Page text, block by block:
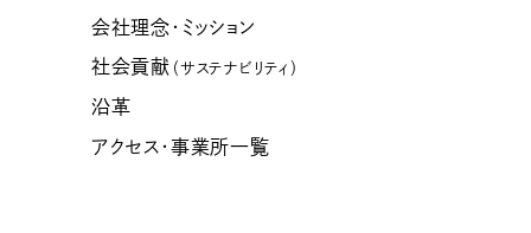
会社理念・ミッション
社会貢献 （サステナビリティ）
沿革
アクセス・事業所一覧